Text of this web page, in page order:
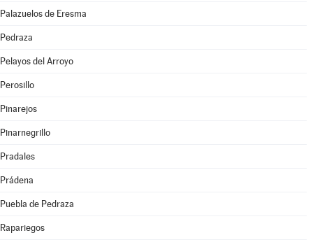
Palazuelos de Eresma
Pedraza
Pelayos del Arroyo
Perosillo
Pinarejos
Pinarnegrillo
Pradales
Prádena
Puebla de Pedraza
Rapariegos